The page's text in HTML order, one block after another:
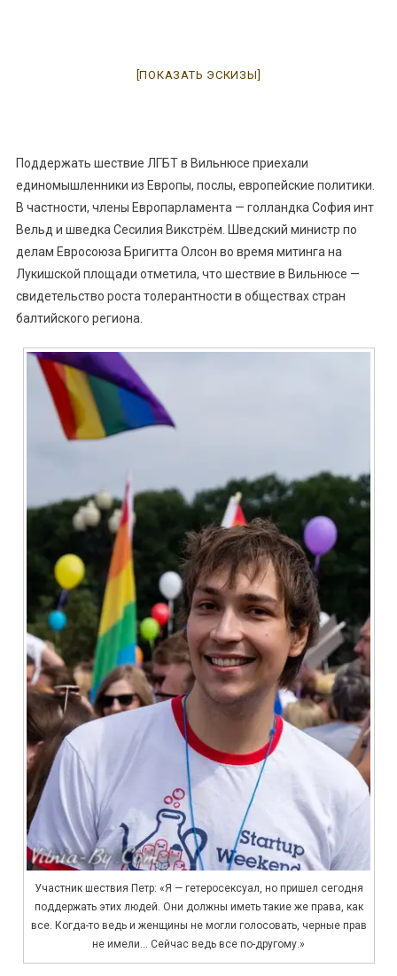
[ПОКАЗАТЬ ЭСКИЗЫ]
Поддержать шествие ЛГБТ в Вильнюсе приехали
единомышленники из Европы, послы, европейские политики.
В частности, члены Европарламента — голландка София инт
Вельд и шведка Сесилия Викстрём. Шведский министр по
делам Евросоюза Бригитта Олсон во время митинга на
Лукишской площади отметила, что шествие в Вильнюсе —
свидетельство роста толерантности в обществах стран
балтийского региона.
Участник шествия Петр: «Я — гетеросексуал, но пришел сегодня
поддержать этих людей. Они должны иметь такие же права, как
все. Когда-то ведь и женщины не могли голосовать, черные прав
не имели… Сейчас ведь все по-другому.»